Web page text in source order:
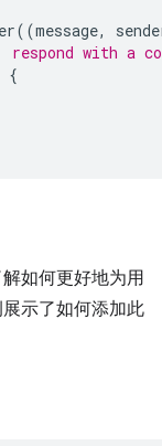
((message,
respond with a
{
如何更好地为用
示了如何添加此